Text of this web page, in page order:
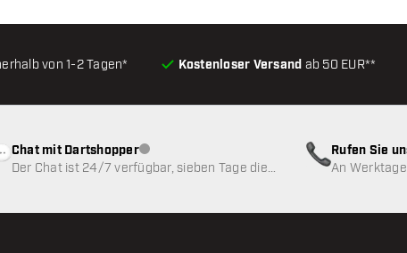
von 1-2 Tagen* Kostenloser Versand ab 50 EUR**
Chat mit DartshopperKundenservice nicht verfügbar
Der Chat ist 24/7 verfügbar, sieben Tage die
Rufen Sie
An